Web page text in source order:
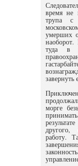
время не
трупа с
умерших
наоборот.
туда в
завернуть
морге
работу.